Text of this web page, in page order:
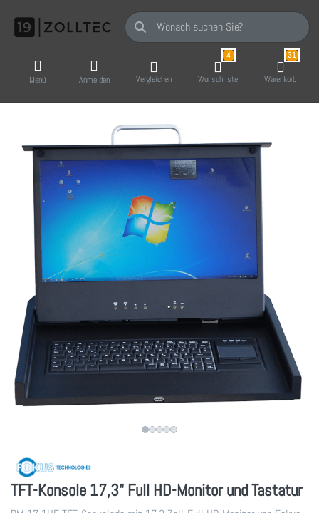
Geben Sie einen Suchbegriff ein. Während
Menü Anmelden Vergleichen
4
Wunschliste
31
Warenkorb
TFT-Konsole 17,3" Full HD-Monitor und Tastatur